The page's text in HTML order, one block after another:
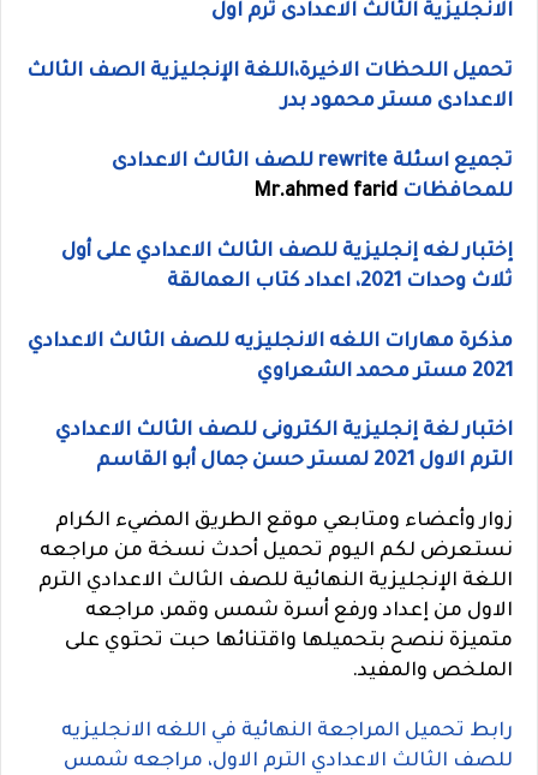
الانجليزية الثالث الاعدادى ترم اول
تحميل اللحظات الاخيرة،اللغة الإنجليزية الصف الثالث
الاعدادى مستر محمود بدر
تجميع اسئلة rewrite للصف الثالث الاعدادى
للمحافظات Mr.ahmed farid
إختبار لغه إنجليزية للصف الثالث الاعدادي على أول
ثلاث وحدات 2021، اعداد كتاب العمالقة
مذكرة مهارات اللغه الانجليزيه للصف الثالث الاعدادي
2021 مستر محمد الشعراوي
اختبار لغة إنجليزية الكترونى للصف الثالث الاعدادي
الترم الاول 2021 لمستر حسن جمال أبو القاسم
زوار وأعضاء ومتابعي موقع الطريق المضيء الكرام
نستعرض لكم اليوم تحميل أحدث نسخة من مراجعه
اللغة الإنجليزية النهائية للصف الثالث الاعدادي الترم
الاول من إعداد ورفع أسرة شمس وقمر، مراجعه
متميزة ننصح بتحميلها واقتنائها حبت تحتوي على
الملخص والمفيد.
رابط تحميل المراجعة النهائية في اللغه الانجليزيه
للصف الثالث الاعدادي الترم الاول، مراجعه شمس